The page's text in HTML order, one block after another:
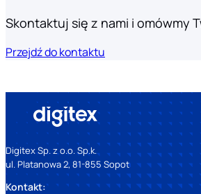
Skontaktuj się z nami i omówmy
Przejdź do kontaktu
Digitex Sp. z o.o. Sp.k.
ul. Platanowa 2, 81-855 Sopot
Kontakt: